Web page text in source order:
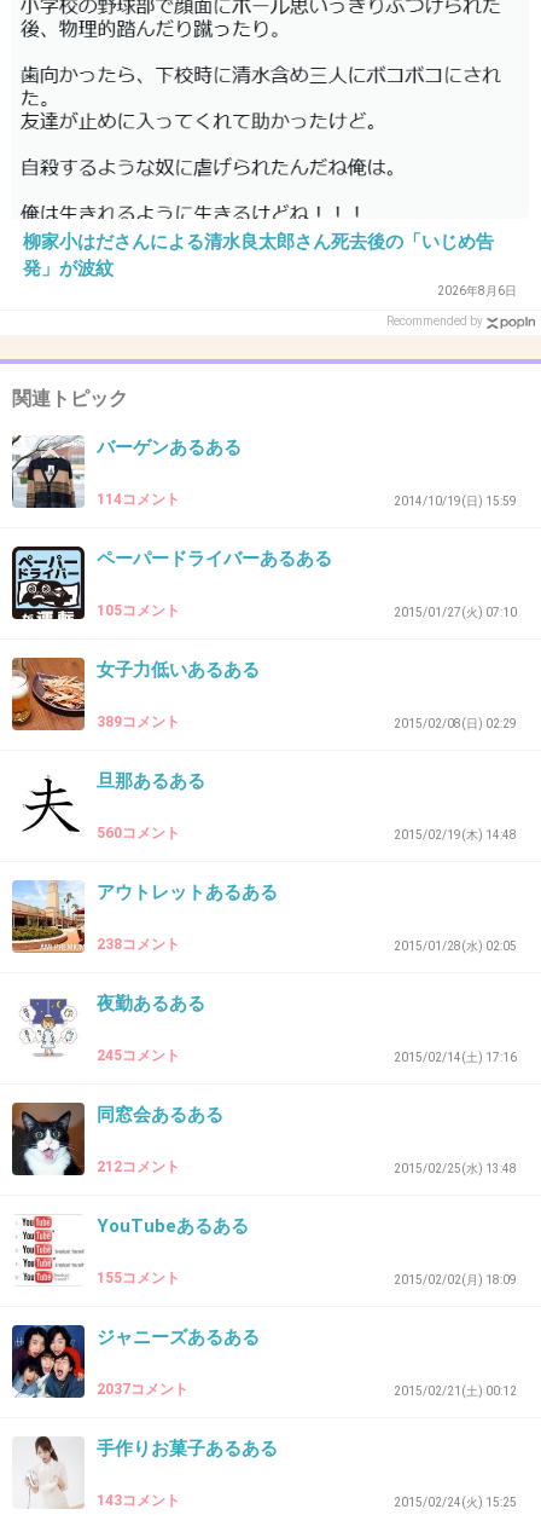
何か買わなきゃ という衝動に駆られ 似たよう
なものを買ってしまう
只今から一時間半額でー す とか言われると焦
ってよく考えずに買うという……
+41
割引商品に紛れて、バーゲン用の安い服が混ざ
ってる
41. 匿名2015/07/15(水) 17:04:54
午前中に30％オフで買って
午後にもう一度お店の前を通ったら
いまならタイムセールでさらに20％オフでー
す！
たった数時間での価格差はつらい
42. 匿名2015/07/15(水) 17:06:55
買う気マンマン、戦闘モードで気合い入れて行
くも、売れ残り感満載なダサい服ばかり。
意地でも何か買おうとうろちょろするけど、結
局何も買わないか、なんとなく使えそうな特に
気に入ってもない物を無理やり買う。
帰りはどっと疲れる。。
43. 匿名2015/07/15(水) 17:11:47
お会計が行列すぎて買うのを諦める
柳家小はださんによる清水良太郎さん死去後の「いじめ告
発」が波紋
2026年8月6日
Recommended by
関連トピック
バーゲンあるある
114コメント 2014/10/19(日) 15:59
ペーパードライバーあるある
105コメント 2015/01/27(火) 07:10
女子力低いあるある
389コメント 2015/02/08(日) 02:29
旦那あるある
560コメント 2015/02/19(木) 14:48
アウトレットあるある
238コメント 2015/01/28(水) 02:05
夜勤あるある
245コメント 2015/02/14(土) 17:16
同窓会あるある
212コメント 2015/02/25(水) 13:48
YouTubeあるある
155コメント 2015/02/02(月) 18:09
ジャニーズあるある
2037コメント 2015/02/21(土) 00:12
手作りお菓子あるある
143コメント 2015/02/24(火) 15:25